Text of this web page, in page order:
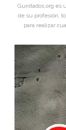
Gunitados.org es
de su profesión,
para realizar